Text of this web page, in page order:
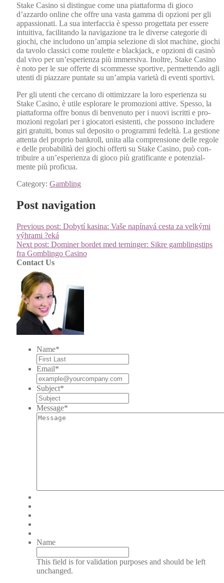
Stake Casi­no si dis­tingue come una piattafor­ma di gio­co
d’azzardo online che offre una vas­ta gam­ma di opzioni per gli
appas­sion­ati. La sua inter­fac­cia è spes­so prog­et­ta­ta per essere
intu­iti­va, facil­i­tan­do la nav­igazione tra le diverse cat­e­gorie di
giochi, che includono un’ampia selezione di slot machine, giochi
da tavo­lo clas­si­ci come roulette e black­jack, e opzioni di cas­inò
dal vivo per un’esperienza più immer­si­va. Inoltre, Stake Casi­no
è noto per le sue offerte di scommesse sportive, per­me­t­ten­do agli
uten­ti di piaz­zare pun­tate su un’ampia vari­età di even­ti sportivi.
Per gli uten­ti che cer­cano di ottimiz­zare la loro espe­rien­za su
Stake Casi­no, è utile esplo­rare le pro­mozioni attive. Spes­so, la
piattafor­ma offre bonus di ben­venu­to per i nuovi iscrit­ti e pro­
mozioni rego­lari per i gio­ca­tori esisten­ti, che pos­sono includ­ere
giri gra­tu­iti, bonus sul depos­i­to o pro­gram­mi fedeltà. La ges­tione
atten­ta del pro­prio bankroll, uni­ta alla com­pren­sione delle regole
e delle prob­a­bil­ità dei giochi offer­ti su Stake Casi­no, può con­
tribuire a un’esperienza di gio­co più grat­i­f­i­cante e poten­zial­
mente più profi­cua.
Category: Gambling
Post navigation
Previous post: Dobytí kasina: Vaše napínavá cesta za velkými
výhrami ?eká
Next post: Dominer bordet med terninger: Sikre gamblingstips
fra Gomblingo Casino
Contact Us
Name*
Email*
Subject*
Message*
Name
This field is for validation purposes and should be left
unchanged.